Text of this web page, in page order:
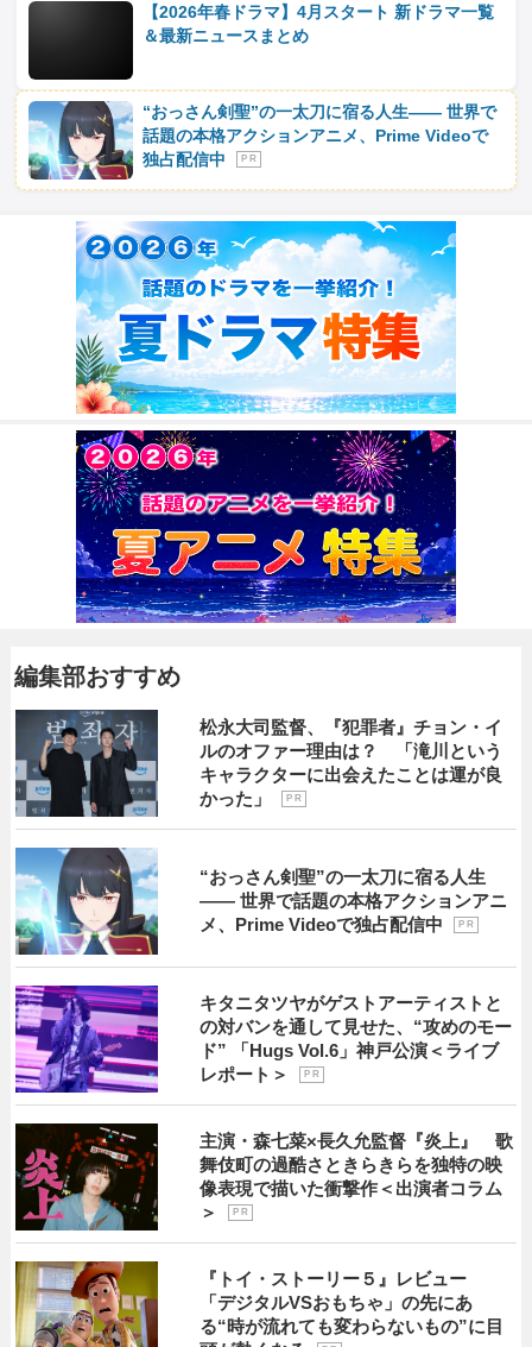
【2026年春ドラマ】4月スタート 新ドラマ一覧
＆最新ニュースまとめ
“おっさん剣聖”の一太刀に宿る人生―― 世界で
話題の本格アクションアニメ、Prime Videoで
独占配信中
P R
編集部おすすめ
松永大司監督、『犯罪者』チョン・イ
ルのオファー理由は？ 「滝川という
キャラクターに出会えたことは運が良
かった」
P R
“おっさん剣聖”の一太刀に宿る人生
―― 世界で話題の本格アクションアニ
メ、Prime Videoで独占配信中
P R
キタニタツヤがゲストアーティストと
の対バンを通して見せた、“攻めのモー
ド” 「Hugs Vol.6」神戸公演＜ライブ
レポート＞
P R
主演・森七菜×長久允監督『炎上』 歌
舞伎町の過酷さときらきらを独特の映
像表現で描いた衝撃作＜出演者コラム
＞
P R
『トイ・ストーリー５』レビュー
「デジタルVSおもちゃ」の先にあ
る“時が流れても変わらないもの”に目